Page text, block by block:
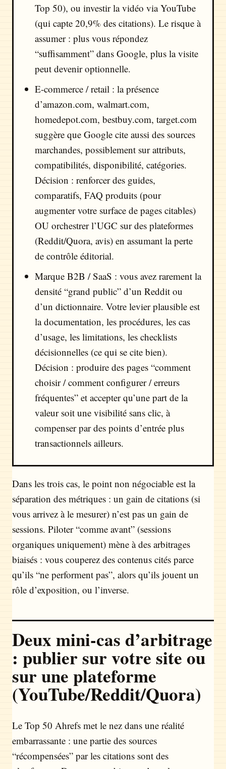
Top 50), ou investir la vidéo via YouTube
(qui capte 20,9% des citations). Le risque à
assumer : plus vous répondez
“suffisamment” dans Google, plus la visite
peut devenir optionnelle.
E-commerce / retail : la présence
d’amazon.com, walmart.com,
homedepot.com, bestbuy.com, target.com
suggère que Google cite aussi des sources
marchandes, possiblement sur attributs,
compatibilités, disponibilité, catégories.
Décision : renforcer des guides,
comparatifs, FAQ produits (pour
augmenter votre surface de pages citables)
OU orchestrer l’UGC sur des plateformes
(Reddit/Quora, avis) en assumant la perte
de contrôle éditorial.
Marque B2B / SaaS : vous avez rarement la
densité “grand public” d’un Reddit ou
d’un dictionnaire. Votre levier plausible est
la documentation, les procédures, les cas
d’usage, les limitations, les checklists
décisionnelles (ce qui se cite bien).
Décision : produire des pages “comment
choisir / comment configurer / erreurs
fréquentes” et accepter qu’une part de la
valeur soit une visibilité sans clic, à
compenser par des points d’entrée plus
transactionnels ailleurs.
Dans les trois cas, le point non négociable est la
séparation des métriques : un gain de citations (si
vous arrivez à le mesurer) n’est pas un gain de
sessions. Piloter “comme avant” (sessions
organiques uniquement) mène à des arbitrages
biaisés : vous couperez des contenus cités parce
qu’ils “ne performent pas”, alors qu’ils jouent un
rôle d’exposition, ou l’inverse.
Deux mini-cas d’arbitrage
: publier sur votre site ou
sur une plateforme
(YouTube/Reddit/Quora)
Le Top 50 Ahrefs met le nez dans une réalité
embarrassante : une partie des sources
“récompensées” par les citations sont des